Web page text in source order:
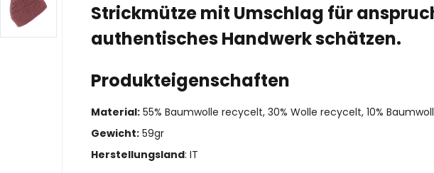
Strickmütze mit Umschlag für
authentisches Handwerk schätzen.
Produkteigenschaften
Material: 55% Baumwolle recycelt, 30% Wolle recycelt, 10%
Gewicht: 59gr
Herstellungsland: IT